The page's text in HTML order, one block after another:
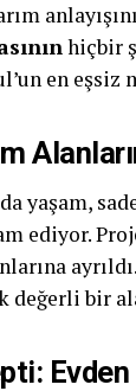
hiçbir
en eşsiz
yaşam,
ediyor.
değerli bir
Evden